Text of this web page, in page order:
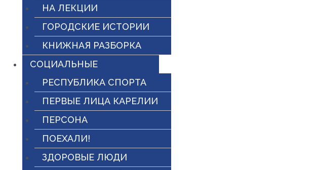
НА ЛЕКЦИИ
ГОРОДСКИЕ ИСТОРИИ
КНИЖНАЯ РАЗБОРКА
СОЦИАЛЬНЫЕ
РЕСПУБЛИКА СПОРТА
ПЕРВЫЕ ЛИЦА КАРЕЛИИ
ПЕРСОНА
ПОЕХАЛИ!
ЗДОРОВЫЕ ЛЮДИ